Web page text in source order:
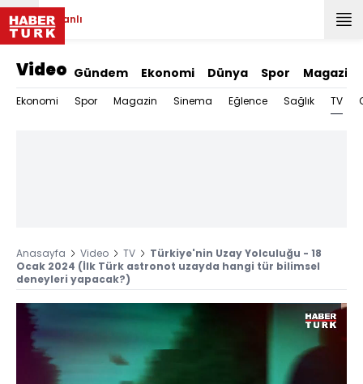
Canlı
Video Gündem Ekonomi Dünya Spor Magazin
Ekonomi Spor Magazin Sinema Eğlence Sağlık TV
Anasayfa Video TV
Türkiye'nin Uzay Yolculuğu - 18
Ocak 2024 (İlk Türk astronot uzayda hangi tür bilimsel
deneyleri yapacak?)